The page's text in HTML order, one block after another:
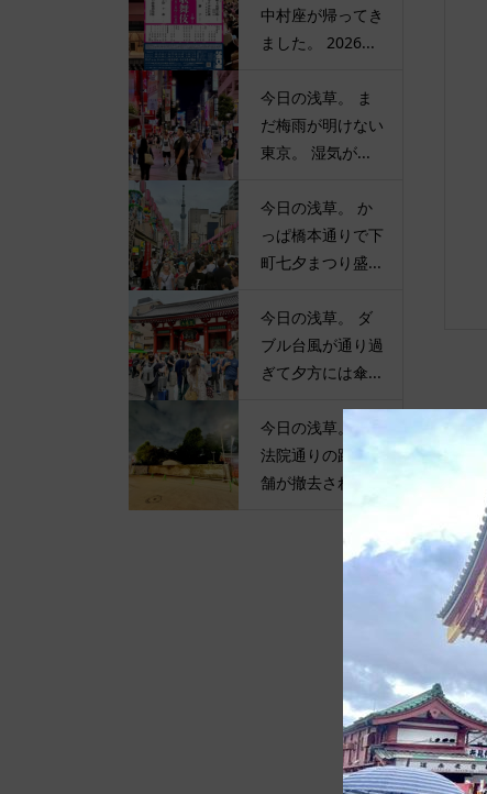
中村座が帰ってき
ました。 2026...
今日の浅草。 ま
だ梅雨が明けない
東京。 湿気が...
今日の浅草。 か
っぱ橋本通りで下
町七夕まつり盛...
今日の浅草。 ダ
ブル台風が通り過
ぎて夕方には傘...
今日の浅草。 伝
法院通りの路上店
舗が撤去されて...